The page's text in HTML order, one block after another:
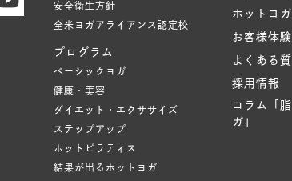
安全衛生方針
全米ヨガアライアンス認定校
プログラム
ベーシックヨガ
健康・美容
ダイエット・エクササイズ
ステップアップ
ホットピラティス
結果が出るホットヨガ
ホットヨ
お客様体
よくある
採用情報
コラム「
ガ」